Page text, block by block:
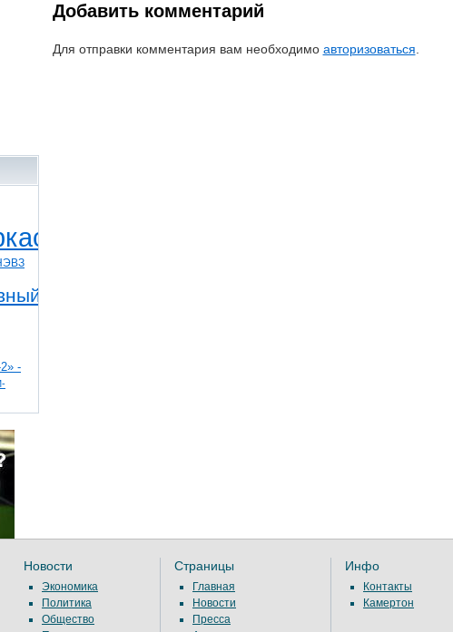
-
Добавить комментарий
Для отправки комментария вам необходимо авторизоваться
Новости
Экономика
Политика
Общество
Страницы
Главная
Новости
Пресса
Инфо
Контакты
Камертон